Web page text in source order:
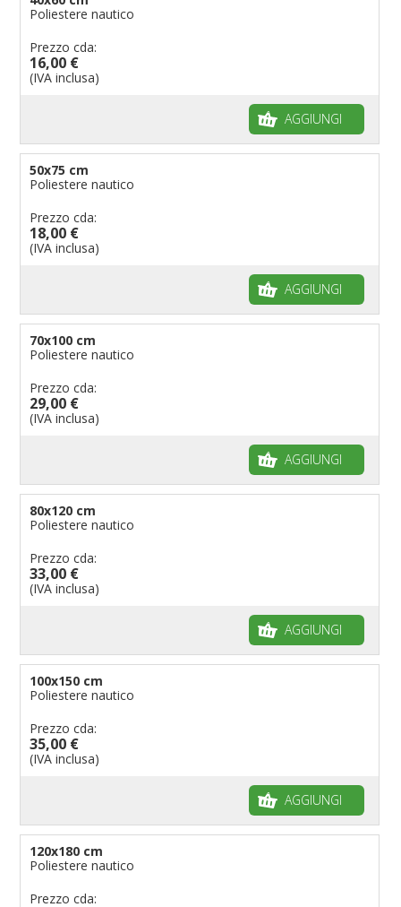
Poliestere nautico
Prezzo cda:
16,00 €
(IVA inclusa)
AGGIUNGI
50x75 cm
Poliestere nautico
Prezzo cda:
18,00 €
(IVA inclusa)
AGGIUNGI
70x100 cm
Poliestere nautico
Prezzo cda:
29,00 €
(IVA inclusa)
AGGIUNGI
80x120 cm
Poliestere nautico
Prezzo cda:
33,00 €
(IVA inclusa)
AGGIUNGI
100x150 cm
Poliestere nautico
Prezzo cda:
35,00 €
(IVA inclusa)
AGGIUNGI
120x180 cm
Poliestere nautico
Prezzo cda: